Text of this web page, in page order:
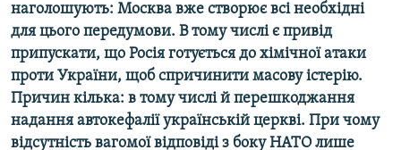
наголошують: Москва вже створює всі необхідні
для цього передумови. В тому числі є привід
припускати, що Росія готується до хімічної атаки
проти України, щоб спричинити масову істерію.
Причин кілька: в тому числі й перешкоджання
надання автокефалії українській церкві. При чому
відсутність вагомої відповіді з боку НАТО лише